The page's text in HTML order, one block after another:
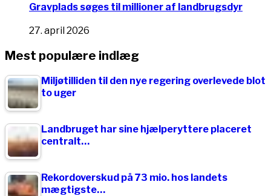
Gravplads søges til millioner af landbrugsdyr
27. april 2026
Mest populære indlæg
Miljøtilliden til den nye regering overlevede blot
to uger
Landbruget har sine hjælperyttere placeret
centralt…
Rekordoverskud på 73 mio. hos landets
mægtigste…